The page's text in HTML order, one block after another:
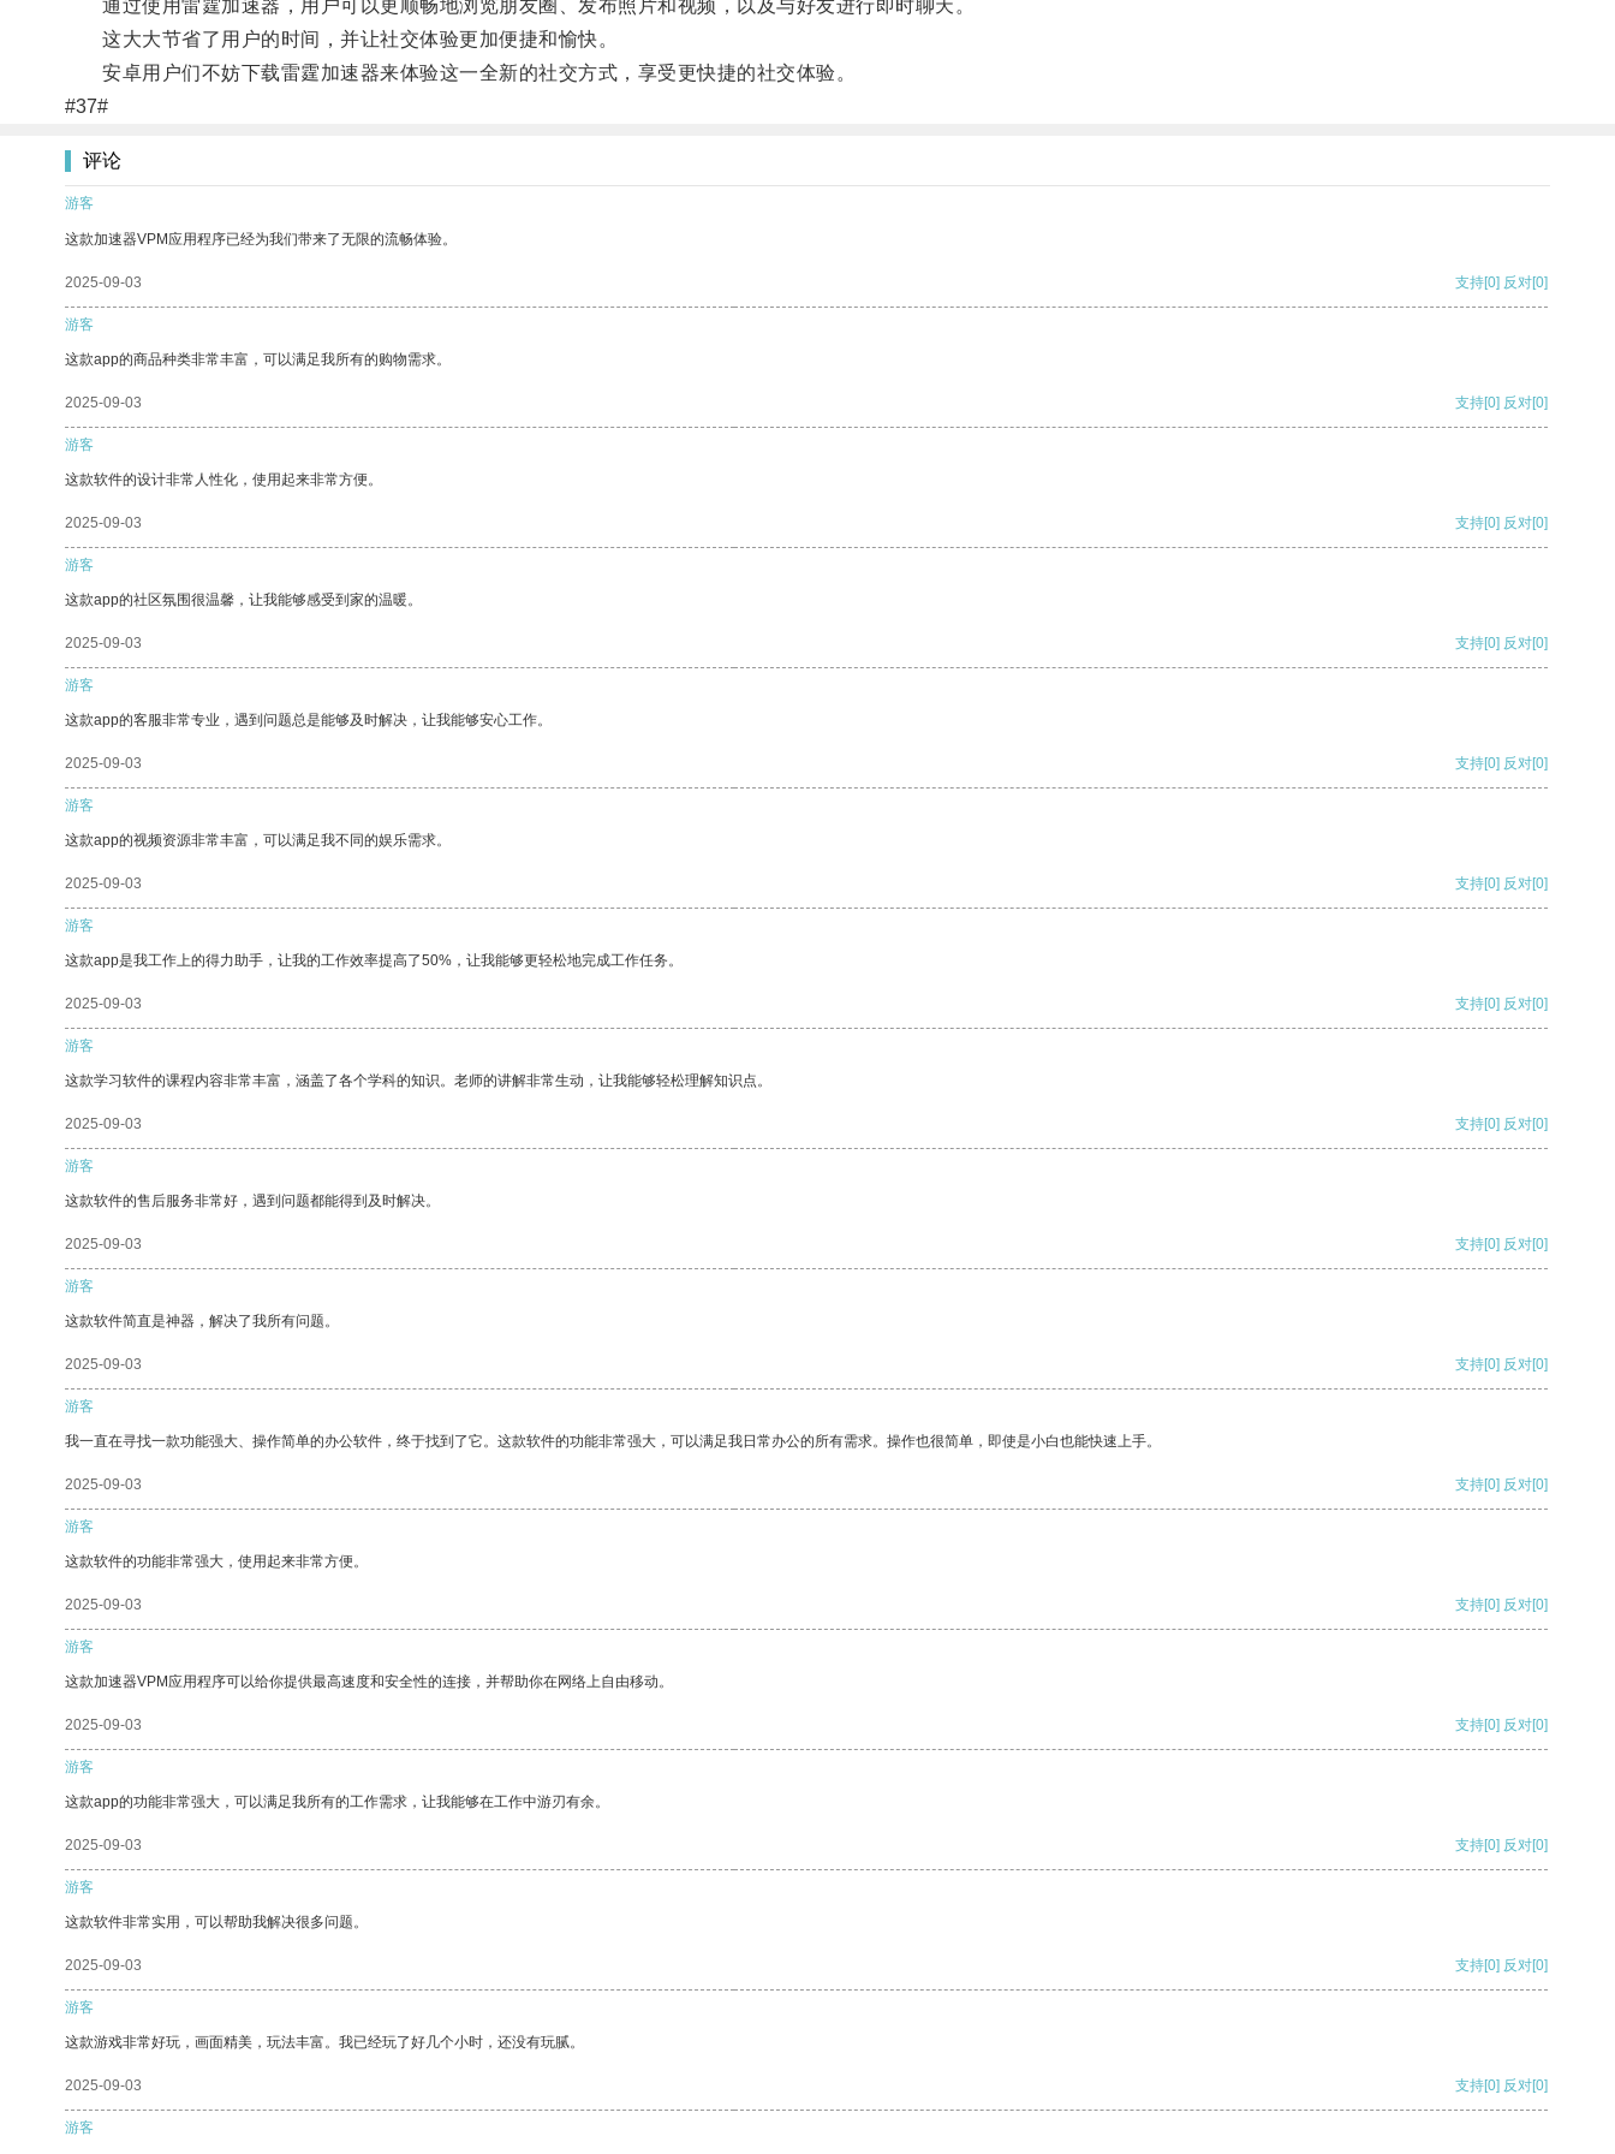
通过使用雷霆加速器，用户可以更顺畅地浏览朋友圈、发布照片和视频，以及与好友进行即时聊天。
这大大节省了用户的时间，并让社交体验更加便捷和愉快。
安卓用户们不妨下载雷霆加速器来体验这一全新的社交方式，享受更快捷的社交体验。
#37#
评论
游客
这款加速器VPM应用程序已经为我们带来了无限的流畅体验。
2025-09-03 支持[0] 反对[0]
游客
这款app的商品种类非常丰富，可以满足我所有的购物需求。
2025-09-03 支持[0] 反对[0]
游客
这款软件的设计非常人性化，使用起来非常方便。
2025-09-03 支持[0] 反对[0]
游客
这款app的社区氛围很温馨，让我能够感受到家的温暖。
2025-09-03 支持[0] 反对[0]
游客
这款app的客服非常专业，遇到问题总是能够及时解决，让我能够安心工作。
2025-09-03 支持[0] 反对[0]
游客
这款app的视频资源非常丰富，可以满足我不同的娱乐需求。
2025-09-03 支持[0] 反对[0]
游客
这款app是我工作上的得力助手，让我的工作效率提高了50%，让我能够更轻松地完成工作任务。
2025-09-03 支持[0] 反对[0]
游客
这款学习软件的课程内容非常丰富，涵盖了各个学科的知识。老师的讲解非常生动，让我能够轻松理解知识点。
2025-09-03 支持[0] 反对[0]
游客
这款软件的售后服务非常好，遇到问题都能得到及时解决。
2025-09-03 支持[0] 反对[0]
游客
这款软件简直是神器，解决了我所有问题。
2025-09-03 支持[0] 反对[0]
游客
我一直在寻找一款功能强大、操作简单的办公软件，终于找到了它。这款软件的功能非常强大，可以满足我日常办公的所有需求。操作也很简单，即使是小白也能快速上手。
2025-09-03 支持[0] 反对[0]
游客
这款软件的功能非常强大，使用起来非常方便。
2025-09-03 支持[0] 反对[0]
游客
这款加速器VPM应用程序可以给你提供最高速度和安全性的连接，并帮助你在网络上自由移动。
2025-09-03 支持[0] 反对[0]
游客
这款app的功能非常强大，可以满足我所有的工作需求，让我能够在工作中游刃有余。
2025-09-03 支持[0] 反对[0]
游客
这款软件非常实用，可以帮助我解决很多问题。
2025-09-03 支持[0] 反对[0]
游客
这款游戏非常好玩，画面精美，玩法丰富。我已经玩了好几个小时，还没有玩腻。
2025-09-03 支持[0] 反对[0]
游客